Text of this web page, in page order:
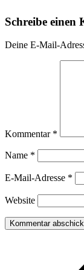
Schreibe einen
Deine E-Mail-
Kommentar *
Name *
E-Mail-Adresse *
Website